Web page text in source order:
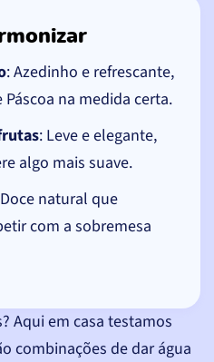
: Azedinho e refrescante,
na medida certa.
: Leve e elegante,
algo mais suave.
natural que
com a sobremesa
Aqui em casa testamos
combinações de dar água